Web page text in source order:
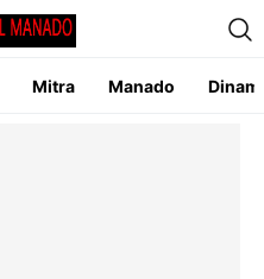
Mitra Manado